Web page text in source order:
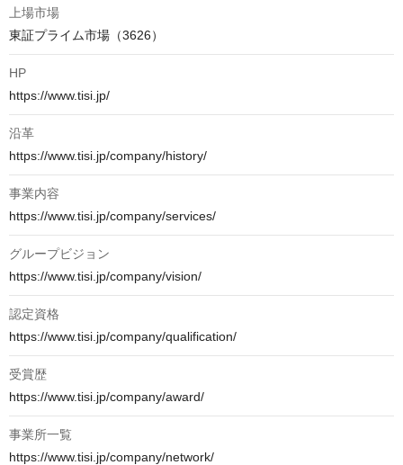
上場市場
東証プライム市場（3626）
HP
https://www.tisi.jp/
沿革
https://www.tisi.jp/company/history/
事業内容
https://www.tisi.jp/company/services/
グループビジョン
https://www.tisi.jp/company/vision/
認定資格
https://www.tisi.jp/company/qualification/
受賞歴
https://www.tisi.jp/company/award/
事業所一覧
https://www.tisi.jp/company/network/